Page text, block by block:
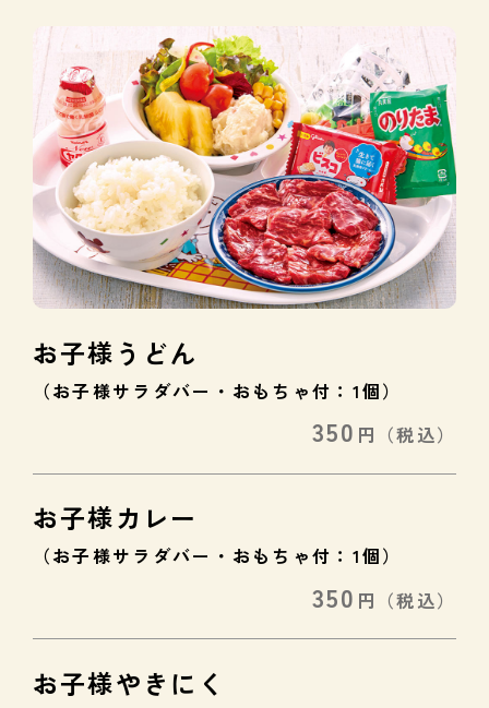
お子様うどん
（お子様サラダバー・おもちゃ付：1個）
350 円 （税込）
お子様カレー
（お子様サラダバー・おもちゃ付：1個）
350 円 （税込）
お子様やきにく